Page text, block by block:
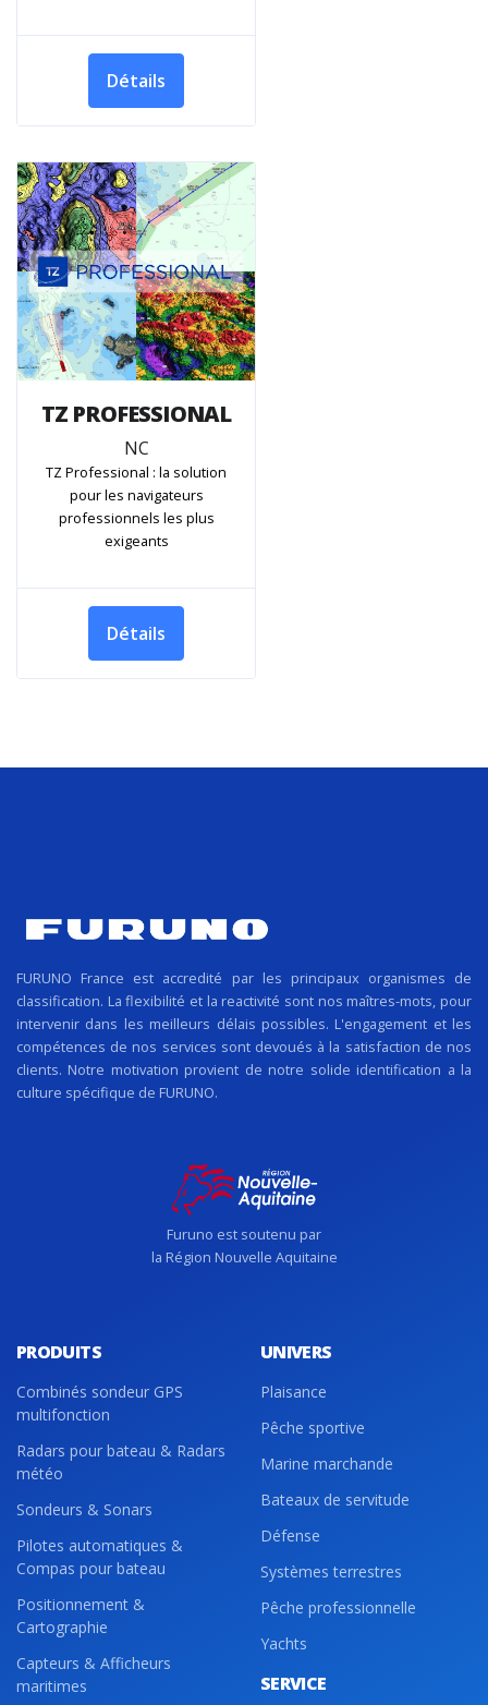
Détails
TZ PROFESSIONAL
NC
TZ Professional : la solution
pour les navigateurs
professionnels les plus
exigeants
Détails
FURUNO France est accredité par les principaux organismes de
classification. La flexibilité et la reactivité sont nos maîtres-mots, pour
intervenir dans les meilleurs délais possibles. L'engagement et les
compétences de nos services sont devoués à la satisfaction de nos
clients. Notre motivation provient de notre solide identification a la
culture spécifique de FURUNO.
Furuno est soutenu par
la Région Nouvelle Aquitaine
PRODUITS
Combinés sondeur GPS
multifonction
Radars pour bateau & Radars
météo
Sondeurs & Sonars
Pilotes automatiques &
Compas pour bateau
Positionnement &
Cartographie
Capteurs & Afficheurs
maritimes
UNIVERS
Plaisance
Pêche sportive
Marine marchande
Bateaux de servitude
Défense
Systèmes terrestres
Pêche professionnelle
Yachts
SERVICE